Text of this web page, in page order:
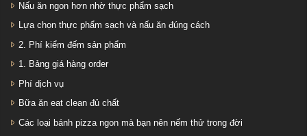
Nấu ăn ngon hơn nhờ thực phẩm sạch
Lựa chọn thực phẩm sạch và nấu ăn đúng cách
2. Phí kiểm đếm sản phẩm
1. Bảng giá hàng order
Phí dịch vụ
Bữa ăn eat clean đủ chất
Các loại bánh pizza ngon mà bạn nên nếm thử trong đời